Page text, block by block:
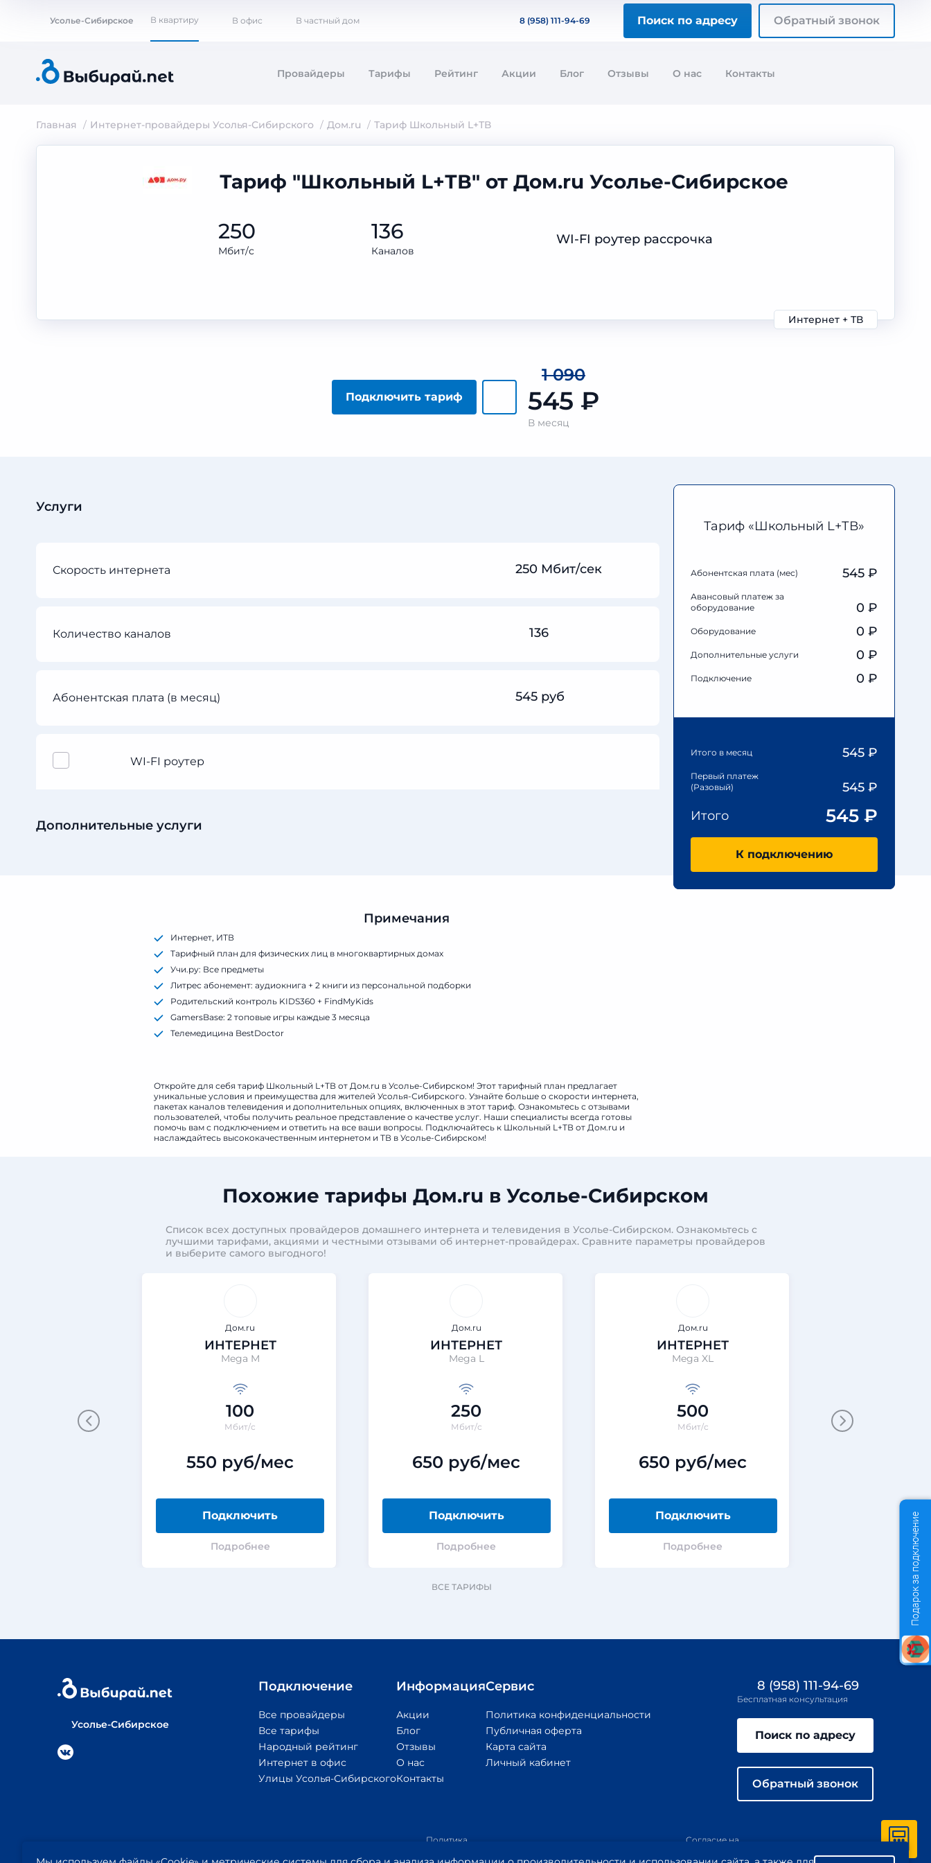
Усолье-Сибирское В квартиру В офис В частный дом 8 (958) 111-94-69 Поиск по адресу Обратный звонок
Провайдеры Тарифы Рейтинг Акции Блог Отзывы О нас Контакты
Главная Интернет-провайдеры Усолья-Сибирского Дом.ru Тариф Школьный L+ТВ
Тариф "Школьный L+ТВ" от Дом.ru Усолье-Сибирское
Интернет + ТВ
250
Мбит/с
136
Каналов
WI-FI роутер рассрочка
Подключить тариф
1 090
545 ₽
В месяц
Услуги
Скорость интернета 250 Мбит/сек
Количество каналов 136
Абонентская плата (в месяц) 545 руб
WI-FI роутер
Дополнительные услуги
Примечания
Интернет, ИТВ
Тарифный план для физических лиц в многоквартирных домах
Учи.ру: Все предметы
Литрес абонемент: аудиокнига + 2 книги из персональной подборки
Родительский контроль KIDS360 + FindMyKids
GamersBase: 2 топовые игры каждые 3 месяца
Телемедицина BestDoctor
Откройте для себя тариф Школьный L+ТВ от Дом.ru в Усолье-Сибирском! Этот тарифный план предлагает
уникальные условия и преимущества для жителей Усолья-Сибирского. Узнайте больше о скорости интернета,
пакетах каналов телевидения и дополнительных опциях, включенных в этот тариф. Ознакомьтесь с отзывами
пользователей, чтобы получить реальное представление о качестве услуг. Наши специалисты всегда готовы
помочь вам с подключением и ответить на все ваши вопросы. Подключайтесь к Школьный L+ТВ от Дом.ru и
наслаждайтесь высококачественным интернетом и ТВ в Усолье-Сибирском!
Тариф «Школьный L+ТВ»
Абонентская плата (мес) 545 ₽
Авансовый платеж за
оборудование
0 ₽
Оборудование 0 ₽
Дополнительные услуги 0 ₽
Подключение 0 ₽
Итого в месяц 545 ₽
Первый платеж
(Разовый)
545 ₽
Итого
545 ₽
К подключению
Похожие тарифы Дом.ru в Усолье-Сибирском
Список всех доступных провайдеров домашнего интернета и телевидения в Усолье-Сибирском. Ознакомьтесь с
лучшими тарифами, акциями и честными отзывами об интернет-провайдерах. Сравните параметры провайдеров
и выберите самого выгодного!
Дом.ru
ИНТЕРНЕТ
Mega M
100
Мбит/с
550 руб/мес
Подключить
Подробнее
Дом.ru
ИНТЕРНЕТ
Mega L
250
Мбит/с
650 руб/мес
Подключить
Подробнее
Дом.ru
ИНТЕРНЕТ
Mega XL
500
Мбит/с
650 руб/мес
Подключить
Подробнее
ВСЕ ТАРИФЫ
Усолье-Сибирское
Подключение
Все провайдеры
Все тарифы
Народный рейтинг
Интернет в офис
Улицы Усолья-Сибирского
Информация
Акции
Блог
Отзывы
О нас
Контакты
Сервис
Политика конфиденциальности
Публичная оферта
Карта сайта
Личный кабинет
8 (958) 111-94-69
Бесплатная консультация
Поиск по адресу
Обратный звонок
Выбирай.net
конфиденциальности
оферта
Правообладателям
Политика
персональных
1
2
Согласие на
персональных
соглашение
Подарок за подключение